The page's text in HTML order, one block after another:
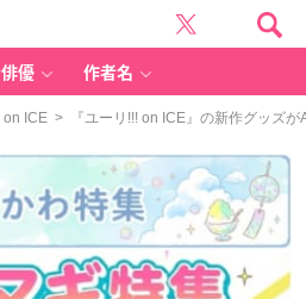
優 作者名
on ICE > 『ユーリ!!! on ICE』の新作グッズ